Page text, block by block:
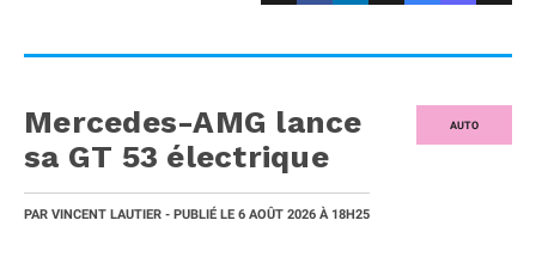
AUTO
Mercedes-AMG lance
sa GT 53 électrique
PAR VINCENT LAUTIER - PUBLIÉ LE 6 AOÛT 2026 À 18H25